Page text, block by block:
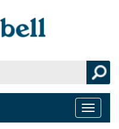
Toggle